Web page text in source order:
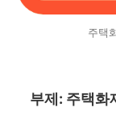
주택
부제: 주택화